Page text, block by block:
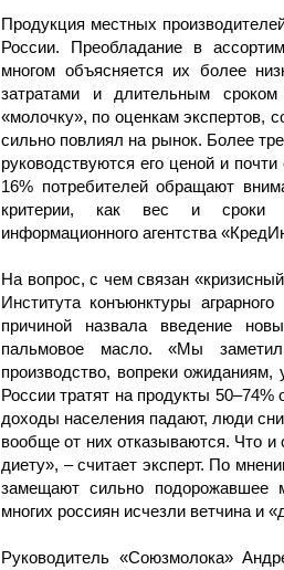
Продукция местных
России. Преобладание в
многом объясняется их более
затратами и длительным
«молочку», по оценкам экспертов,
сильно повлиял на рынок. Более
руководствуются его ценой и
16% потребителей обращают
критерии, как вес и сроки
информационного агентства
На вопрос, с чем связан
Института конъюнктуры
причиной назвала введение
пальмовое масло. «Мы
производство, вопреки
России тратят на продукты 50–74%
доходы населения падают, люди
вообще от них отказываются. Что
диету», – считает эксперт. По
замещают сильно подорожавшее
многих россиян исчезли ветчина и
Руководитель «Союзмолока»